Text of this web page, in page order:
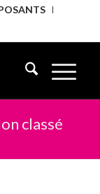
classé